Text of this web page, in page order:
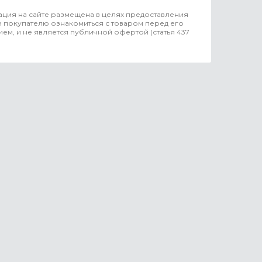
на сайте размещена в целях предоставления
покупателю ознакомиться с товаром перед его
и не является публичной офертой (статья 437